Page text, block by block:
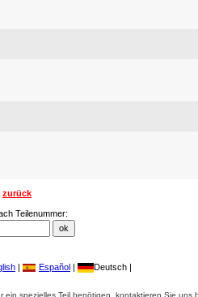
zurück
Teilenummer:
| Español | Deutsch |
spezielles Teil benötigen, kontaktieren Sie uns